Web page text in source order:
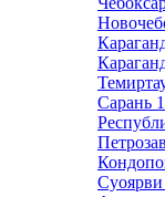
Сарань 1
Суоярви